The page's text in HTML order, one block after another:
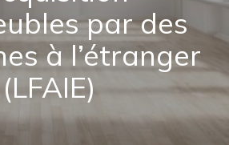
par des
à l’étranger
(LFAIE)